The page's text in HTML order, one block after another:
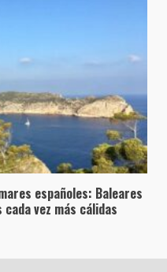
españoles: Baleares
vez más cálidas